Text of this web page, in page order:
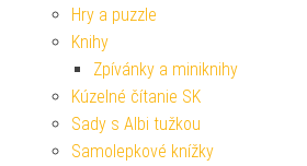
Hry a puzzle
Knihy
Zpívánky a miniknihy
Kúzelné čítanie SK
Sady s Albi tužkou
Samolepkové knížky